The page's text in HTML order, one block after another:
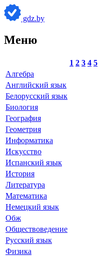
gdz.by
Меню
1 2 3 4 5
Алгебра
Английский язык
Белорусский язык
Биология
География
Геометрия
Информатика
Искусство
Испанский язык
История
Литература
Математика
Немецкий язык
Обж
Обществоведение
Русский язык
Физика